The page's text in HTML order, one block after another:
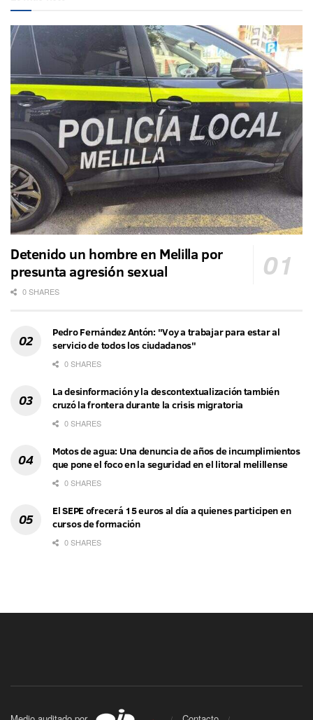
Detenido un hombre en Melilla por
presunta agresión sexual
0 SHARES
Pedro Fernández Antón: "Voy a trabajar para estar al
servicio de todos los ciudadanos"
0 SHARES
La desinformación y la descontextualización también
cruzó la frontera durante la crisis migratoria
0 SHARES
Motos de agua: Una denuncia de años de incumplimientos
que pone el foco en la seguridad en el litoral melillense
0 SHARES
El SEPE ofrecerá 15 euros al día a quienes participen en
cursos de formación
0 SHARES